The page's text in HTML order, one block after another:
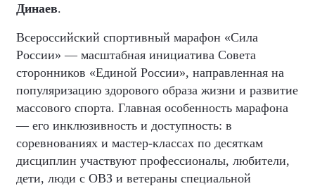
Динаев.
Всероссийский спортивный марафон «Сила
России» — масштабная инициатива Совета
сторонников «Единой России», направленная на
популяризацию здорового образа жизни и развитие
массового спорта. Главная особенность марафона
— его инклюзивность и доступность: в
соревнованиях и мастер-классах по десяткам
дисциплин участвуют профессионалы, любители,
дети, люди с ОВЗ и ветераны специальной